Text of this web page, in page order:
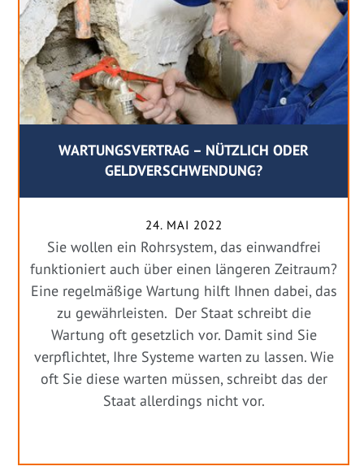
WARTUNGSVERTRAG – NÜTZLICH ODER
GELDVERSCHWENDUNG?
24. MAI 2022
Sie wollen ein Rohrsystem, das einwandfrei
funktioniert auch über einen längeren Zeitraum?
Eine regelmäßige Wartung hilft Ihnen dabei, das
zu gewährleisten. Der Staat schreibt die
Wartung oft gesetzlich vor. Damit sind Sie
verpflichtet, Ihre Systeme warten zu lassen. Wie
oft Sie diese warten müssen, schreibt das der
Staat allerdings nicht vor.